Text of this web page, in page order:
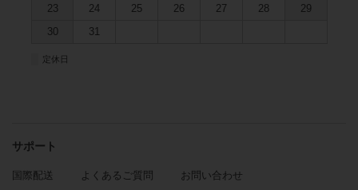
23
24 25 26 27 28
29
30
31
定休日
サポート
国際配送 よくあるご質問 お問い合わせ